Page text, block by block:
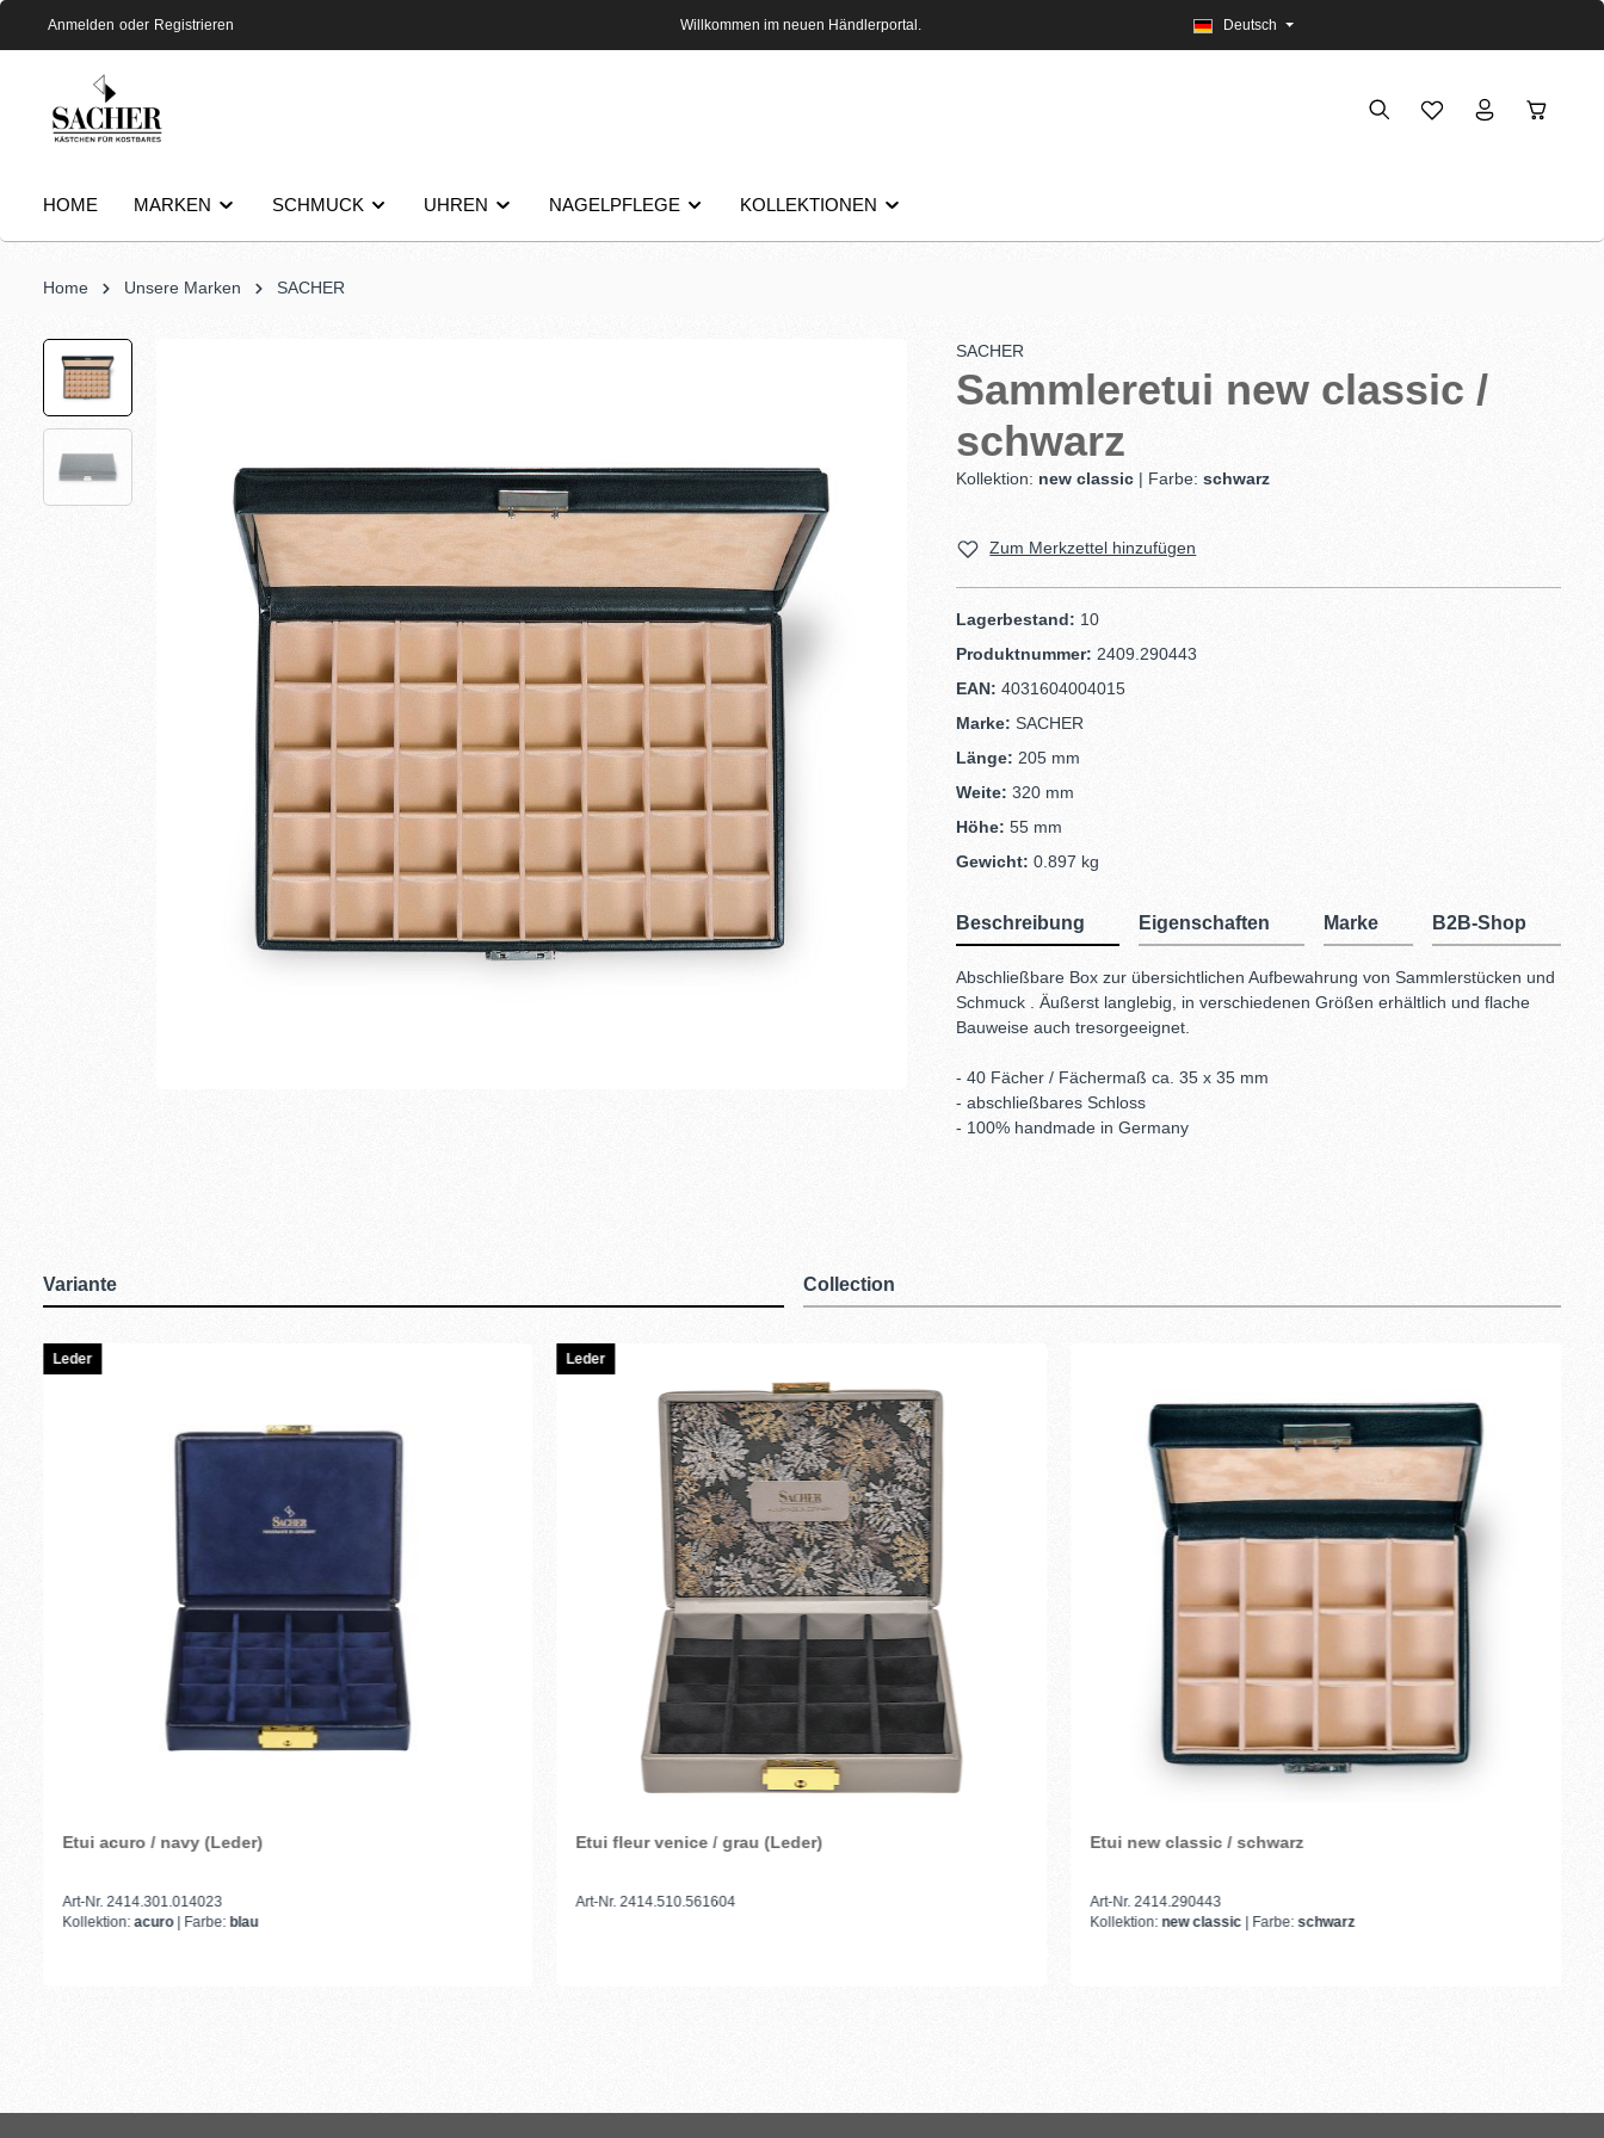
Anmelden oder Registrieren Willkommen im neuen Händlerportal. Deutsch
HOME MARKEN SCHMUCK UHREN NAGELPFLEGE KOLLEKTIONEN
Home Unsere Marken SACHER
SACHER
Sammleretui new classic /
schwarz
Kollektion: new classic | Farbe:schwarz
Zum Merkzettel hinzufügen
Lagerbestand: 10
Produktnummer: 2409.290443
EAN:4031604004015
Marke:SACHER
Länge: 205 mm
Weite:320 mm
Höhe:55 mm
Gewicht:0.897 kg
Beschreibung Eigenschaften Marke B2B-Shop
Abschließbare Box zur übersichtlichen Aufbewahrung von Sammlerstücken und
Schmuck . Äußerst langlebig, in verschiedenen Größen erhältlich und flache
Bauweise auch tresorgeeignet.
- 40 Fächer / Fächermaß ca. 35 x 35 mm
- abschließbares Schloss
- 100% handmade in Germany
Variante Collection
Leder
Etui acuro / navy (Leder)
Art-Nr. 2414.301.014023
Kollektion: acuro | Farbe: blau
Leder
Etui fleur venice / grau (Leder)
Art-Nr. 2414.510.561604
Etui new classic / schwarz
Art-Nr. 2414.290443
Kollektion:new classic | Farbe:schwarz